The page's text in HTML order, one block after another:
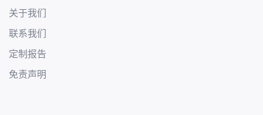
关于我们
联系我们
定制报告
免责声明